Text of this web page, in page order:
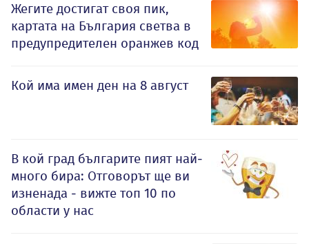
Жегите достигат своя пик,
картата на България светва в
предупредителен оранжев код
Кой има имен ден на 8 август
В кой град българите пият най-
много бира: Отговорът ще ви
изненада - вижте топ 10 по
области у нас